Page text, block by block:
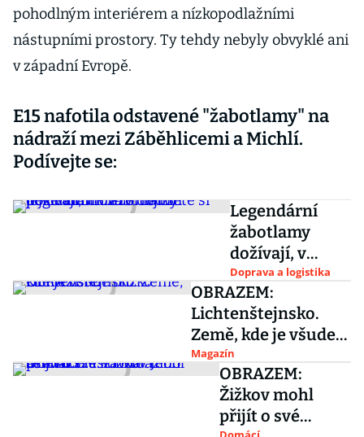
pohodlným interiérem a nízkopodlažními
nástupními prostory. Ty tehdy nebyly obvyklé ani
v západní Evropě.
E15 nafotila odstavené "žabotlamy" na
nádraží mezi Záběhlicemi a Michlí.
Podívejte se:
Legendární
žabotlamy
dožívají, v
Praze dojíždí
poslední tři.
Prohlédněte si
jejich hřbitov
Doprava a logistika
OBRAZEM:
Lichtenštejnsko.
Země, kde je všude
blízko
Magazín
OBRAZEM:
Žižkov mohl
přijít o své